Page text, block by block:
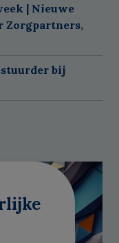
| Nieuwe
Zorgpartners,
bij